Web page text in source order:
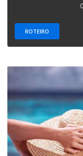
ROTEIRO